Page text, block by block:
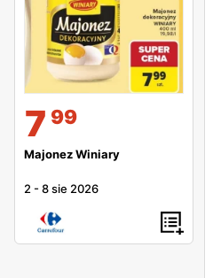
7 99
Majonez Winiary
2 -8 sie 2026